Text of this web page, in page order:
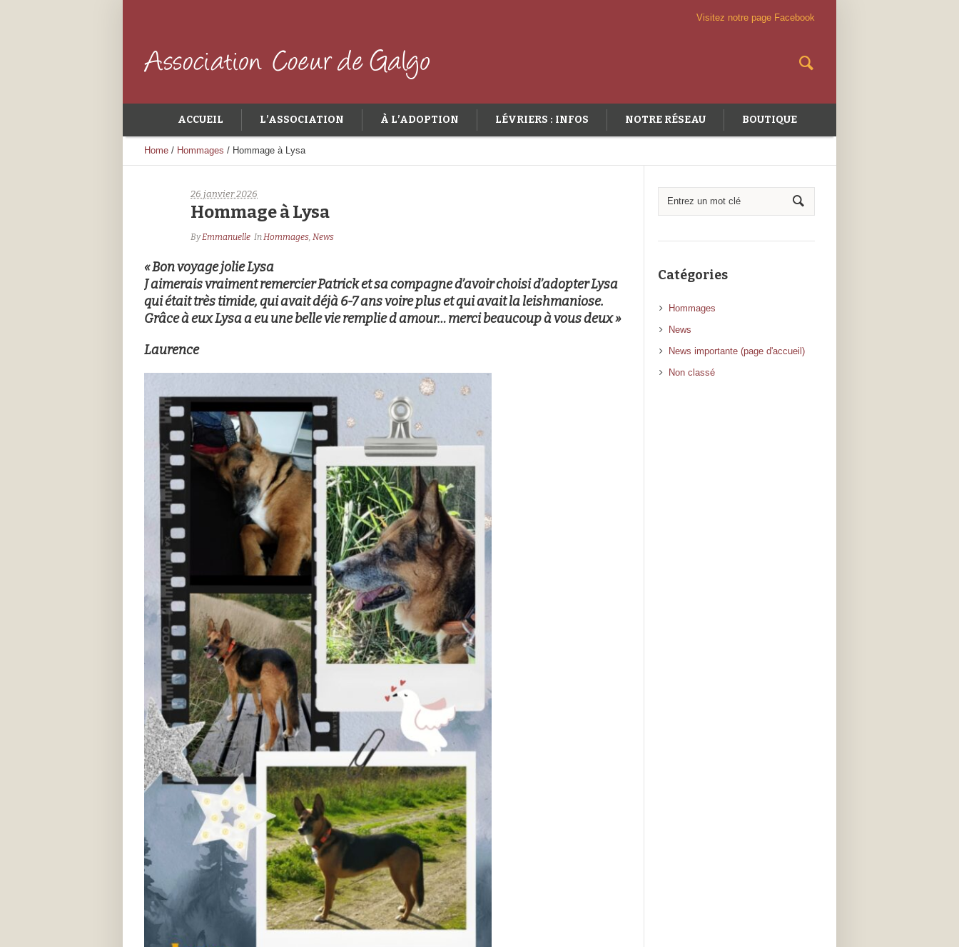
Visitez notre page Facebook
ACCUEIL L’ASSOCIATION À L’ADOPTION LÉVRIERS : INFOS NOTRE RÉSEAU BOUTIQUE
Home / Hommages / Hommage à Lysa
26 janvier 2026
Hommage à Lysa
ByEmmanuelle InHommages, News
« Bon voyage jolie Lysa
J aimerais vraiment remercier Patrick et sa compagne d’avoir choisi d’adopter Lysa
qui était très timide, qui avait déjà 6-7 ans voire plus et qui avait la leishmaniose.
Grâce à eux Lysa a eu une belle vie remplie d amour… merci beaucoup à vous deux»
Laurence
Catégories
Hommages
News
News importante (page d'accueil)
Non classé